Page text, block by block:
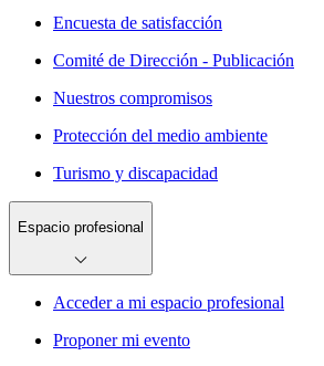
Encuesta de satisfacción
Comité de Dirección - Publicación
Nuestros compromisos
Protección del medio ambiente
Turismo y discapacidad
Espacio profesional
Acceder a mi espacio profesional
Proponer mi evento